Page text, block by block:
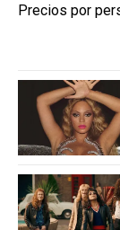
Precios por